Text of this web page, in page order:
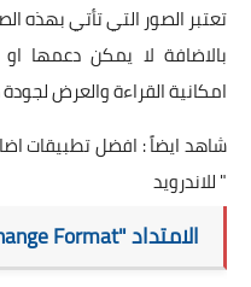
بالاضافة لا يمكن دعمها
امكانية القراءة والعرض
شاهد ايضاً :
" للاندرويد
الامتداد "GIF "Graphics Interchange Format